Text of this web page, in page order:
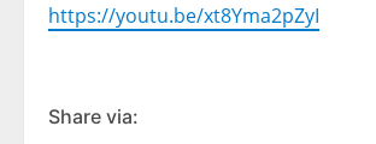
https://youtu.be/xt8Yma2pZyI
Share via: